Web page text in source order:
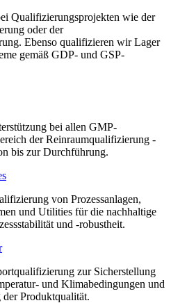
Qualifizierungsprojekten wie der
oder der
Ebenso qualifizieren wir Lager
gemäß GDP- und GSP-
bei allen GMP-
der Reinraumqualifizierung -
bis zur Durchführung.
von Prozessanlagen,
und Utilities für die nachhaltige
und -robustheit.
zur Sicherstellung
und Klimabedingungen und
Produktqualität.